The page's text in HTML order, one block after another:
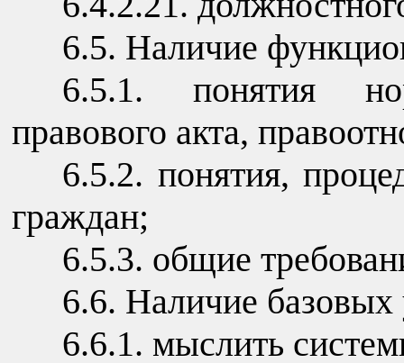
6.5. Наличие
6.5.1. понятия
правового акта,
6.5.2. понятия,
граждан;
6.5.3. общие
6.6. Наличие
6.6.1. мыслить